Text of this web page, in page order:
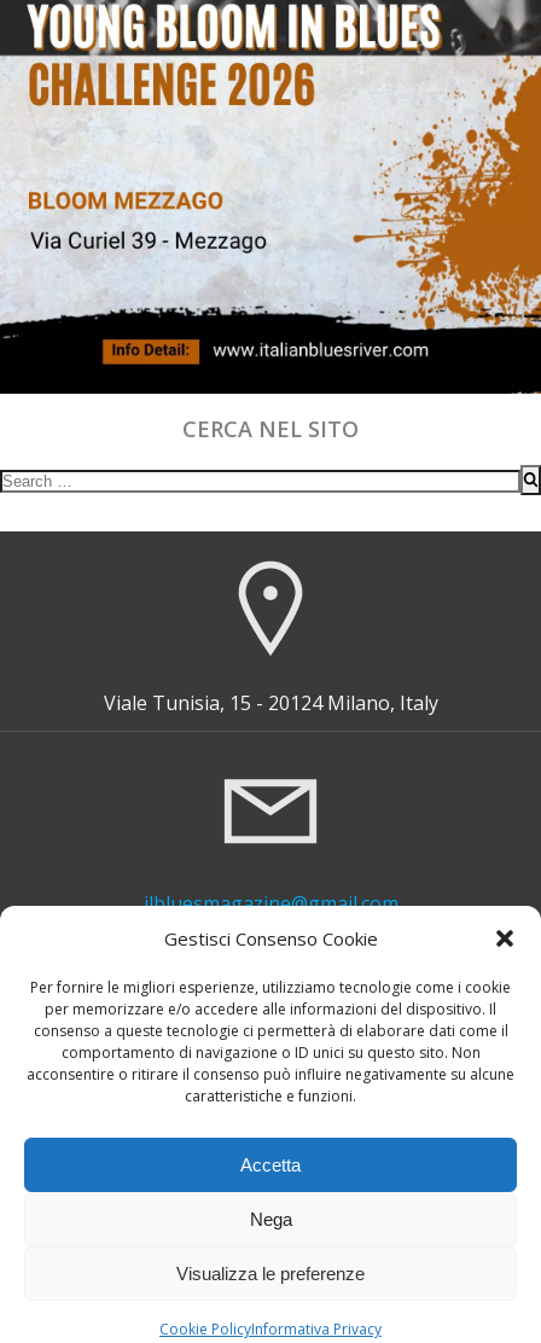
Gestisci Consenso Cookie
Per fornire le migliori esperienze, utilizziamo tecnologie come i cookie
per memorizzare e/o accedere alle informazioni del dispositivo. Il
consenso a queste tecnologie ci permetterà di elaborare dati come il
comportamento di navigazione o ID unici su questo sito. Non
acconsentire o ritirare il consenso può influire negativamente su alcune
caratteristiche e funzioni.
Accetta
Nega
Visualizza le preferenze
Cookie PolicyInformativa Privacy
CERCA NEL SITO
Search
Viale Tunisia, 15 - 20124 Milano, Italy
ilbluesmagazine@gmail.com
+39 339 748 6635
© 2026 Il Blues Magazine. Powered by